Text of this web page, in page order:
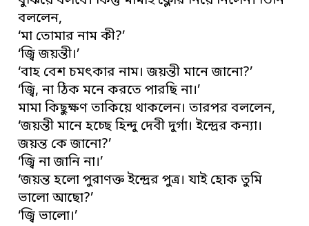
বললেন,
‘মা তোমার নাম কী?’
‘জ্বি জয়ন্তী।’
‘বাহ বেশ চমৎকার নাম। জয়ন্তী মানে জানো?’
‘জ্বি, না ঠিক মনে করতে পারছি না।’
মামা কিছুক্ষণ তাকিয়ে থাকলেন। তারপর বললেন,
‘জয়ন্তী মানে হচ্ছে হিন্দু দেবী দুর্গা। ইন্দ্রের কন্যা।
জয়ন্ত কে জানো?’
‘জ্বি না জানি না।’
‘জয়ন্ত হলো পুরাণক্ত ইন্দ্রের পুত্র। যাই হোক তুমি
ভালো আছো?’
‘জ্বি ভালো।’